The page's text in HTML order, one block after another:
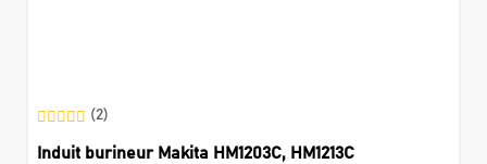
(2)
Induit burineur Makita HM1203C, HM1213C